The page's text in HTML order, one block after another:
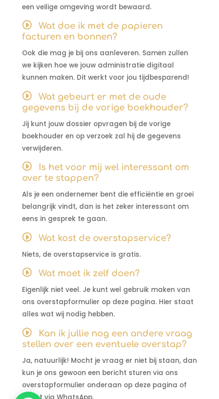
een veilige omgeving wordt bewaard.
Wat doe ik met de papieren
facturen en bonnen?
Ook die mag je bij ons aanleveren. Samen zullen
we kijken hoe we jouw administratie digitaal
kunnen maken. Dit werkt voor jou tijdbesparend!
Wat gebeurt er met de oude
gegevens bij de vorige boekhouder?
Jij kunt jouw dossier opvragen bij de vorige
boekhouder en op verzoek zal hij de gegevens
verwijderen.
Is het voor mij wel interessant om
over te stappen?
Als je een ondernemer bent die efficiëntie en groei
belangrijk vindt, dan is het zeker interessant om
eens in gesprek te gaan.
Wat kost de overstapservice?
Niets, de overstapservice is gratis.
Wat moet ik zelf doen?
Eigenlijk niet veel. Je kunt wel gebruik maken van
ons overstapformulier op deze pagina. Hier staat
alles wat wij nodig hebben.
Kan ik jullie nog een andere vraag
stellen over een eventuele overstap?
Ja, natuurlijk! Mocht je vraag er niet bij staan, dan
kun je ons gewoon een bericht sturen via ons
overstapformulier onderaan op deze pagina of